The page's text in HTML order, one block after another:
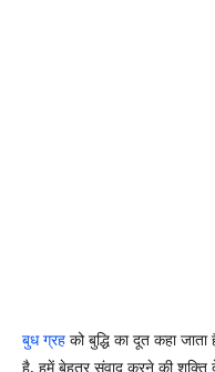
बुध ग्रह को बुद्धि का दूत कहा
है, हमें बेहतर संवाद करने की शक्ति